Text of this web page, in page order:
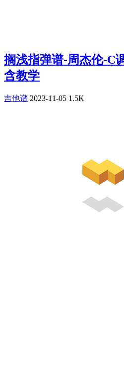
搁浅指弹谱-周杰伦-C
含教学
吉他谱 2023-11-05 1.5K